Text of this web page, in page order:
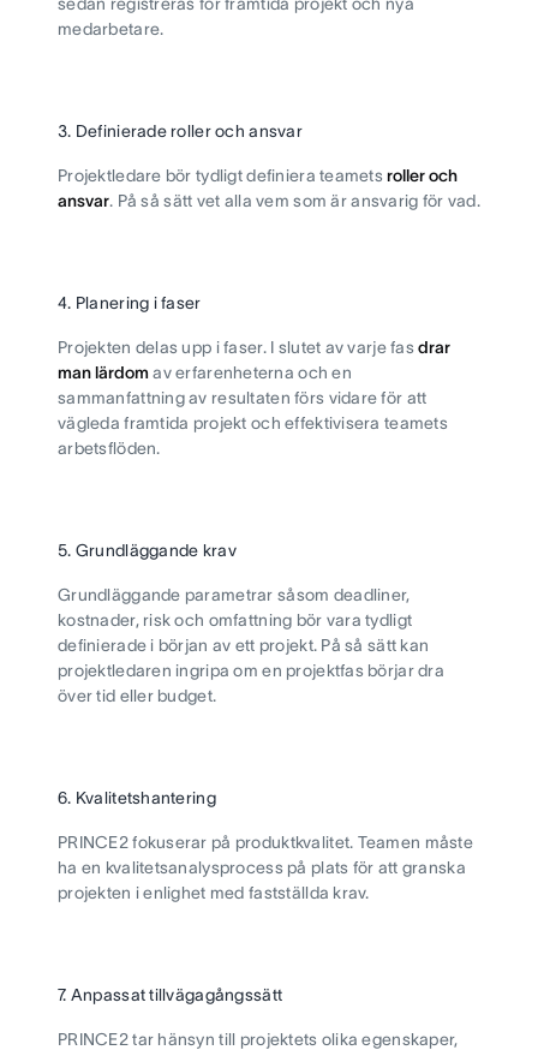
medarbetare.
3. Definierade roller och ansvar
Projektledare bör tydligt definiera teametsroller och
ansvar. På så sätt vet alla vem som är ansvarig för vad.
4. Planering i faser
Projekten delas upp i faser. I slutet av varje fasdrar
man lärdom av erfarenheterna och en
sammanfattning av resultaten förs vidare för att
vägleda framtida projekt och effektivisera teamets
arbetsflöden.
5. Grundläggande krav
Grundläggande parametrar såsom deadliner,
kostnader, risk och omfattning bör vara tydligt
definierade i början av ett projekt. På så sätt kan
projektledaren ingripa om en projektfas börjar dra
över tid eller budget.
6. Kvalitetshantering
PRINCE2 fokuserar på produktkvalitet. Teamen måste
ha en kvalitetsanalysprocess på plats för att granska
projekten i enlighet med fastställda krav.
7. Anpassat tillvägagångssätt
PRINCE2 tar hänsyn till projektets olika egenskaper,